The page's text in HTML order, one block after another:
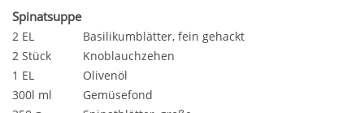
Spinatsuppe
2 EL
Basilikumblätter, fein gehackt
2 Stück
Knoblauchzehen
1 EL
Olivenöl
300l ml
Gemüsefond